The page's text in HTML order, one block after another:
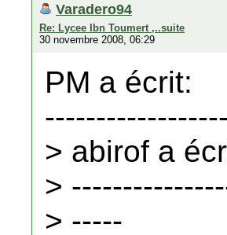
Varadero94
Re: Lycee Ibn Toumert ,..suite
30 novembre 2008, 06:29
PM a écrit:
> abirof a
>
> -----